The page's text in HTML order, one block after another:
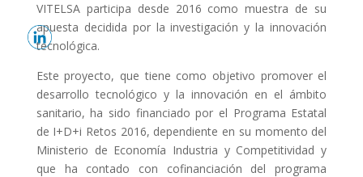
VITELSA participa desde 2016 como muestra de su
apuesta decidida por la investigación y la innovación
tecnológica.
Este proyecto, que tiene como objetivo promover el
desarrollo tecnológico y la innovación en el ámbito
sanitario, ha sido financiado por el Programa Estatal
de I+D+i Retos 2016, dependiente en su momento del
Ministerio de Economía Industria y Competitividad y
que ha contado con cofinanciación del programa